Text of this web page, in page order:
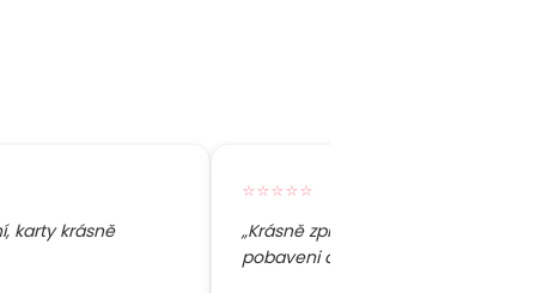
karty krásně
⭐⭐⭐⭐⭐
„Krásně zpracované, všichni byli
pobaveni a těší se na stírání.“